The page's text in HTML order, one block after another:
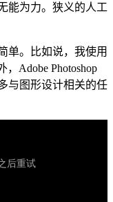
能为力。狭义的人工
单。比如说，我使用
Adobe Photoshop
与图形设计相关的任